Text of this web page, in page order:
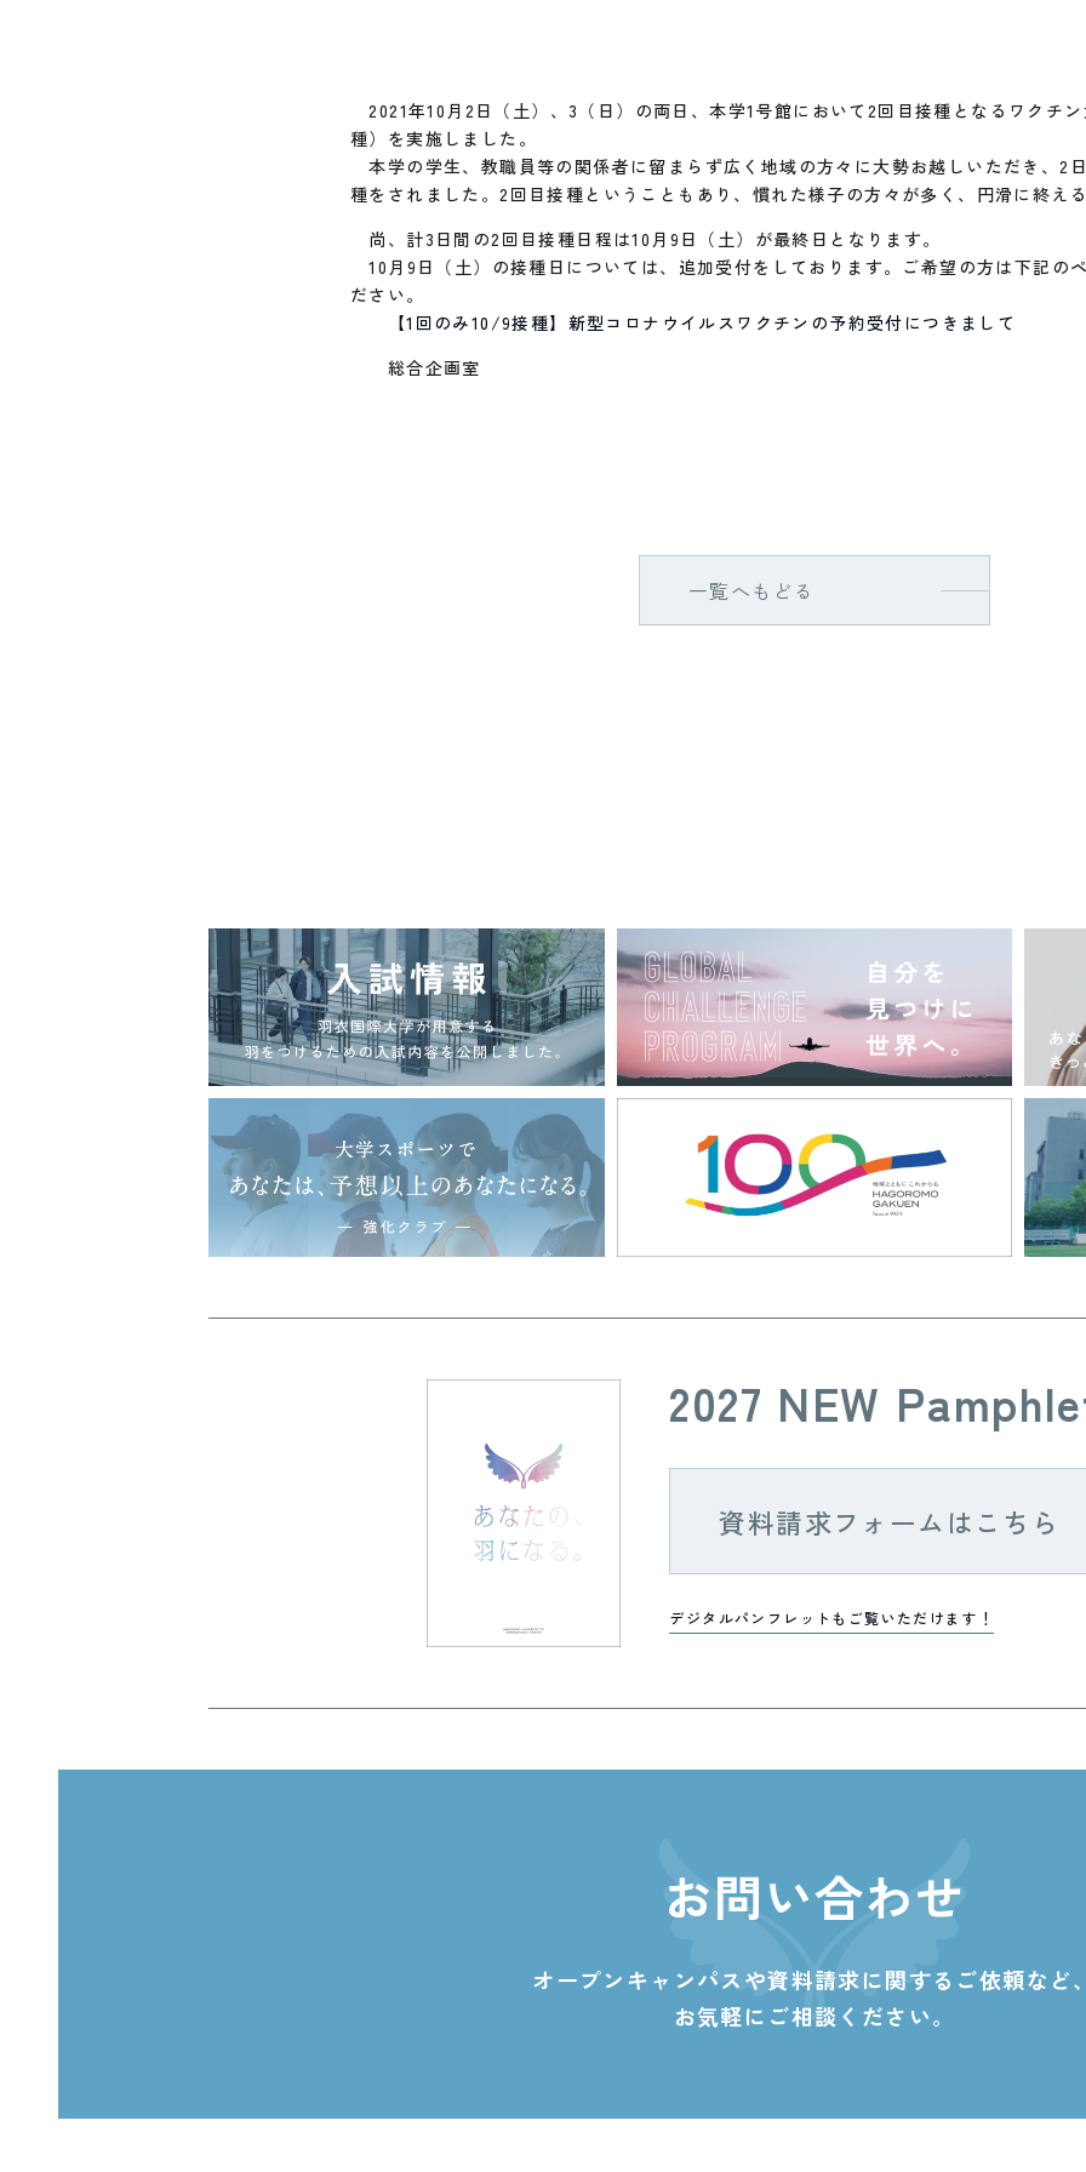
2021年10月2日（土）、3（日）の両日、本学1号館において2回目接種となるワクチ
種）を実施しました。
本学の学生、教職員等の関係者に留まらず広く地域の方々に大勢お越しいただき、2
種をされました。2回目接種ということもあり、慣れた様子の方々が多く、円滑に終え
尚、計3日間の2回目接種日程は10月9日（土）が最終日となります。
10月9日（土）の接種日については、追加受付をしております。ご希望の方は下記の
ださい。
【1回のみ10/9接種】新型コロナウイルスワクチンの予約受付につきまして
総合企画室
一覧へもどる
2027 NEW
資料請求フォームはこちら
デジタルパンフレットもご覧いただけます！
お問い合わせ
オープンキャンパスや資料請求に関する ご依頼など
お気軽にご相談ください。